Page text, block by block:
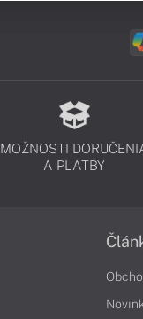
MOŽNOSTI
A PLATBY